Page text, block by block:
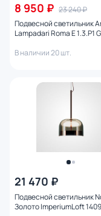
8 950 ₽ 23 240 ₽
Подвесной светильник Arti
Lampadari Roma E 1.3.P1 G
В наличии 20 шт.
21 470 ₽
Подвесной светильник
Золото ImperiumLoft